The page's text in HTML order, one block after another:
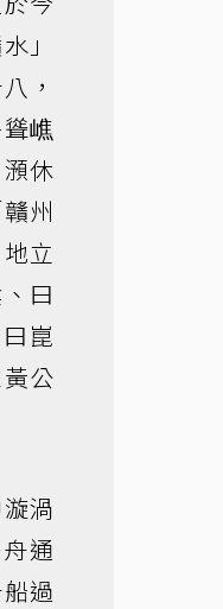
」
，
嶕
休
州
立
曰
崑
公
渦
通
過